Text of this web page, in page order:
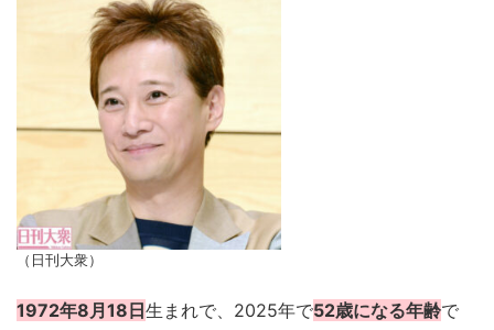
（日刊大衆）
1972年8月18日生まれで、2025年で52歳になる年齢で